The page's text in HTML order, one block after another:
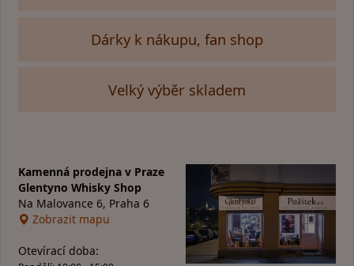
Dárky k nákupu, fan shop
Velký výběr skladem
Kamenná prodejna v Praze
Glentyno Whisky Shop
Na Malovance 6, Praha 6
Zobrazit mapu
Otevírací doba: